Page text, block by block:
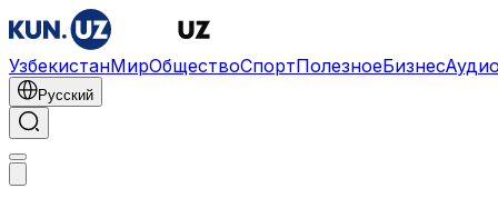
УзбекистанМирОбществоСпортПолезноеБизнес
Русский